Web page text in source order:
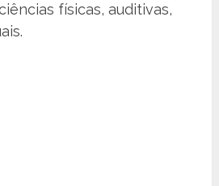
físicas, auditivas,